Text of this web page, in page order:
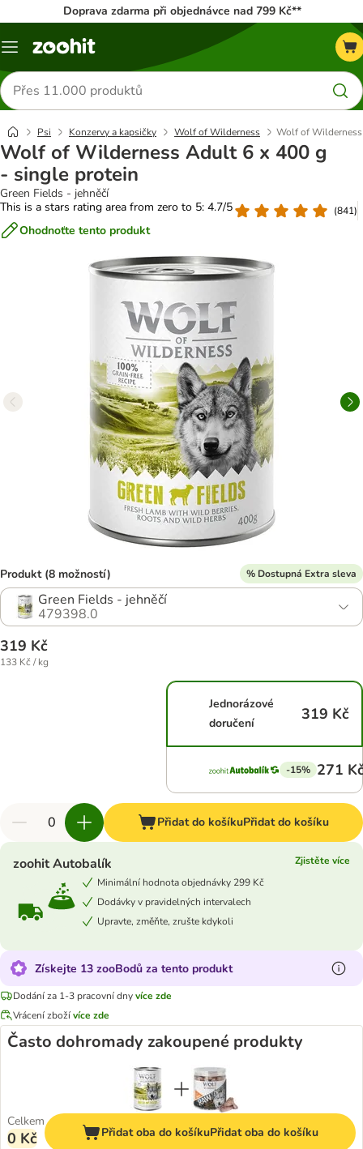
Doprava zdarma při objednávce nad 799 Kč**
Menu
Hledat
produkty
Psi Konzervy a kapsičky Wolf of Wilderness Wolf of
Wolf of Wilderness Adult 6 x 400 g
- single protein
Green Fields - jehněčí
This is a stars rating area from zero to 5: 4.7/5
(841)
Ohodnoťte tento produkt
Produkt (8 možností) % Dostupná Extra sleva
Green Fields - jehněčí
479398.0
319 Kč
133 Kč / kg
Jednorázové
doručení
319 Kč
-15% 271
Přidat do košíkuPřidat do košíku
zoohit Autobalík
Zjistěte více
Minimální hodnota objednávky 299 Kč
Dodávky v pravidelných intervalech
Upravte, změňte, zrušte kdykoli
Získejte 13 zooBodů za tento produkt
Dodání za 1-3 pracovní dnyvíce zde
Vrácení zbožívíce zde
Často dohromady zakoupené produkty
Celkem
0 Kč Přidat oba do košíkuPřidat oba do košíku